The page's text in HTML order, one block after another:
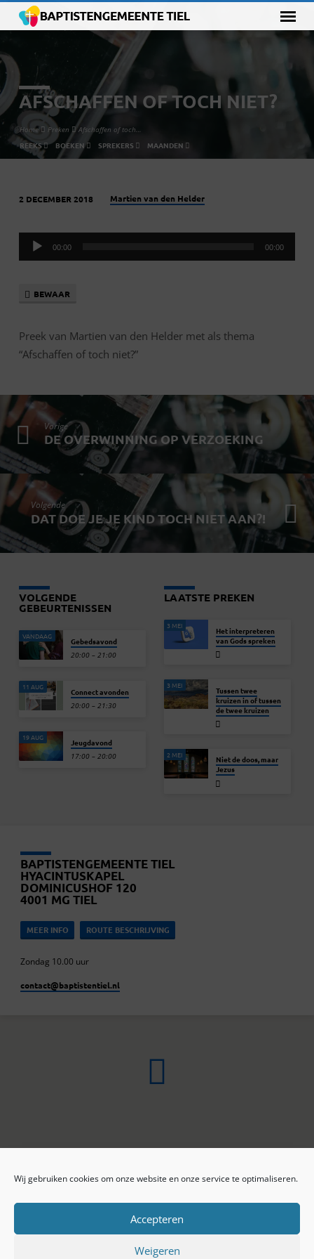
Wij gebruiken cookies om onze website en onze service te optimaliseren.
Accepteren
Weigeren
AFSCHAFFEN OF TOCH NIET?
Home Preken Afschaffen of toch…
REEKS BOEKEN SPREKERS MAANDEN
OF
TOCH
NIET?
2 DECEMBER 2018 Martien van den Helder
Audiospeler
00:00 00:00
BEWAAR
Preek van Martien van den Helder met als thema
“Afschaffen of toch niet?”
Vorige
DE OVERWINNING OP VERZOEKING
Volgende
DAT DOE JE JE KIND TOCH NIET AAN?!
VOLGENDE
GEBEURTENISSEN
VANDAAG Gebedsavond
20:00 – 21:00
11 AUG Connect avonden
20:00 – 21:30
19 AUG Jeugdavond
17:00 – 20:00
LAATSTE PREKEN
3 MEI
Het interpreteren
van Gods spreken
3 MEI
Tussen twee
kruizen in of tussen
de twee kruizen
2 MEI
Niet de doos, maar
Jezus
BAPTISTENGEMEENTE TIEL
HYACINTUSKAPEL
DOMINICUSHOF 120
4001 MG TIEL
MEER INFO ROUTE BESCHRIJVING
Zondag 10.00 uur
contact​@baptistentiel.nl
ONLINE ARCHIEF
Privacy beleid